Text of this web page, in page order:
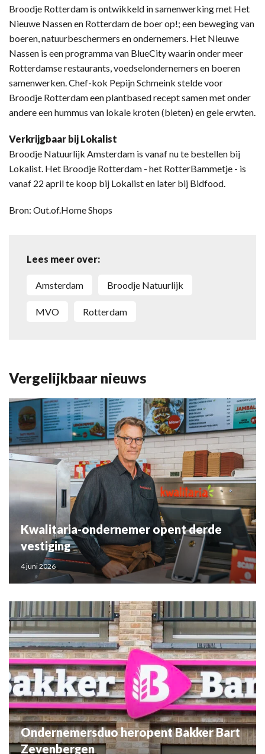
Broodje Rotterdam is ontwikkeld in samenwerking met Het
Nieuwe Nassen en Rotterdam de boer op!; een beweging van
boeren, natuurbeschermers en ondernemers. Het Nieuwe
Nassen is een programma van BlueCity waarin onder meer
Rotterdamse restaurants, voedselondernemers en boeren
samenwerken. Chef-kok Pepijn Schmeink stelde voor
Broodje Rotterdam een plantbased recept samen met onder
andere een hummus van lokale kroten (bieten) en gele erwten.
Verkrijgbaar bij Lokalist
Broodje Natuurlijk Amsterdam is vanaf nu te bestellen bij
Lokalist. Het Broodje Rotterdam - het RotterBammetje - is
vanaf 22 april te koop bij Lokalist en later bij Bidfood.
Bron: Out.of.Home Shops
Lees meer over:
Amsterdam Broodje Natuurlijk
MVO Rotterdam
Vergelijkbaar nieuws
Kwalitaria-ondernemer opent derde
vestiging
4 juni 2026
Ondernemersduo heropent Bakker Bart
Zevenbergen